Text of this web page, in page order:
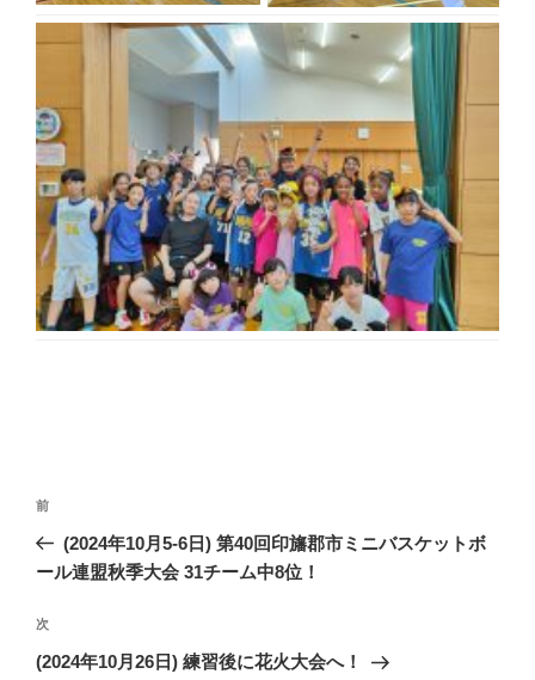
投
ナ
ゲ
ー
前
の
前
(2024年10月5-6日) 第40回印旛郡市ミニバスケットボ
ール連盟秋季大会 31チーム中8位！
次
の
次
(2024年10月26日) 練習後に花火大会へ！